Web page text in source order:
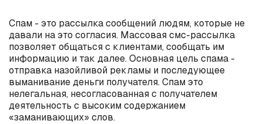
Спам - это рассылка сообщений людям, которые не
давали на это согласия. Массовая смс-рассылка
позволяет общаться с клиентами, сообщать им
информацию и так далее. Основная цель спама -
отправка назойливой рекламы и последующее
выманивание деньги получателя. Спам это
нелегальная, несогласованная с получателем
деятельность с высоким содержанием
«заманивающих» слов.